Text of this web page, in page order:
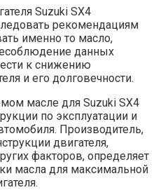
Suzuki SX4
рекомендациям
именно то масло,
данных
к снижению
и его долговечности.
масле для Suzuki SX4
по эксплуатации и
Производитель,
двигателя,
факторов, определяет
масла для максимальной